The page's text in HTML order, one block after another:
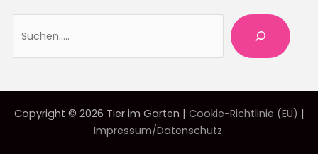
Copyright © 2026 Tier im Garten | Cookie-Richtlinie (EU) |
Impressum/Datenschutz